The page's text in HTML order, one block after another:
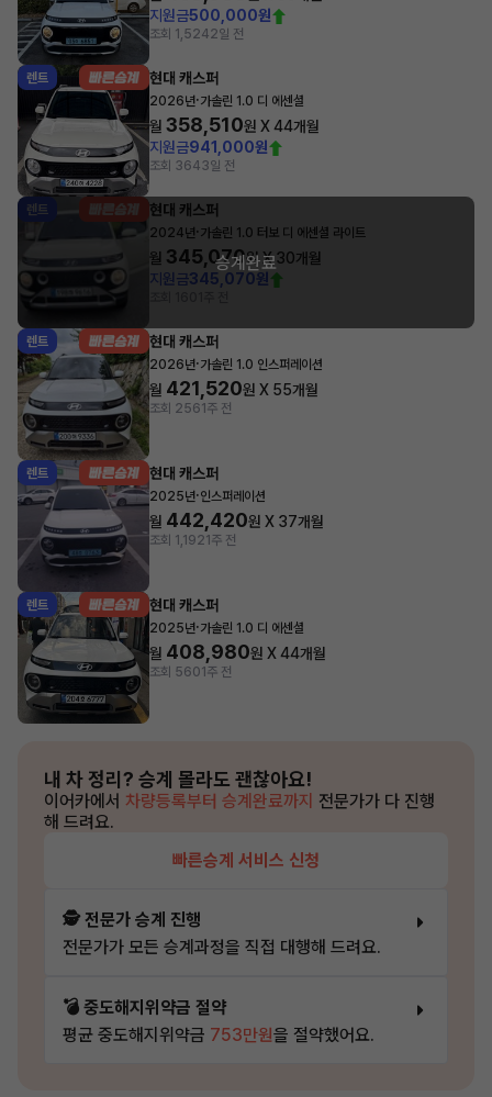
지원금500,000원
조회 1,5242일 전
렌트 현대 캐스퍼
2026년·가솔린 1.0 디 에센셜
월 358,510원 X44개월
지원금941,000원
조회 3643일 전
렌트 현대 캐스퍼
2024년· 가솔린 1.0 터보 디 에센셜 라이트
월 345,070원 X30개월
지원금345,070원
승계완료
렌트 현대 캐스퍼
2026년·가솔린 1.0 인스퍼레이션
월 421,520원 X 55개월
조회 2561주 전
렌트 현대 캐스퍼
2025년·인스퍼레이션
월 442,420원 X 37개월
조회 1,1921주 전
렌트 현대 캐스퍼
2025년·가솔린 1.0 디 에센셜
월 408,980원 X44개월
조회 5601주 전
내 차 정리? 승계 몰라도 괜찮아요!
이어카에서 차량등록부터 승계완료까지 전문가가 다 진행
해 드려요.
빠른승계 서비스 신청
🕵️ 전문가 승계 진행
전문가가 모든 승계과정을 직접 대행해 드려요.
💣 중도해지위약금 절약
평균 중도해지위약금 753만원을 절약했어요.